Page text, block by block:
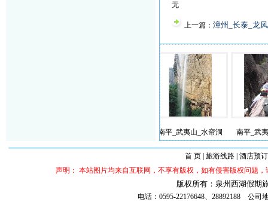
无
上一篇： 漳州_长泰_龙
南平_武夷山_水帘洞 南平_武夷山_
首 页| 旅游线路| 酒店预订
声明： 本站图片均来自互联网，不享有版权，如有侵害版权问题
版权所有：泉州西湖假
电话：0595-22176648、28892188 公